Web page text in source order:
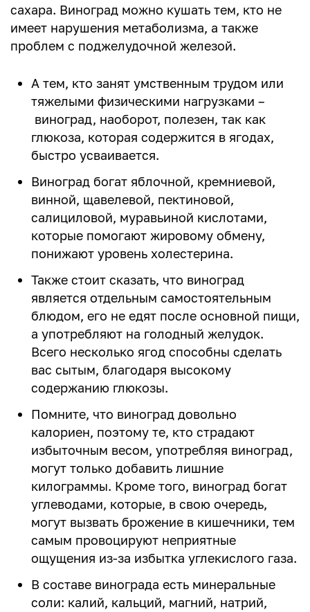
сахара. Виноград можно кушать тем, кто не
имеет нарушения метаболизма, а также
проблем с поджелудочной железой.
А тем, кто занят умственным трудом или
тяжелыми физическими нагрузками –
виноград, наоборот, полезен, так как
глюкоза, которая содержится в ягодах,
быстро усваивается.
Виноград богат яблочной, кремниевой,
винной, щавелевой, пектиновой,
салициловой, муравьиной кислотами,
которые помогают жировому обмену,
понижают уровень холестерина.
Также стоит сказать, что виноград
является отдельным самостоятельным
блюдом, его не едят после основной пищи,
а употребляют на голодный желудок.
Всего несколько ягод способны сделать
вас сытым, благодаря высокому
содержанию глюкозы.
Помните, что виноград довольно
калориен, поэтому те, кто страдают
избыточным весом, употребляя виноград,
могут только добавить лишние
килограммы. Кроме того, виноград богат
углеводами, которые, в свою очередь,
могут вызвать брожение в кишечники, тем
самым провоцируют неприятные
ощущения из-за избытка углекислого газа.
В составе винограда есть минеральные
соли: калий, кальций, магний, натрий,